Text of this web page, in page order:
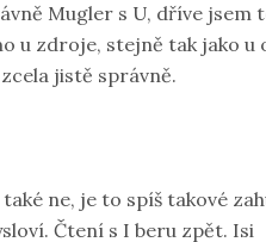
Mugler s U, dříve jsem
u zdroje, stejně tak jako u
jistě správně.
ne, je to spíš takové
Čtení s I beru zpět. Isi